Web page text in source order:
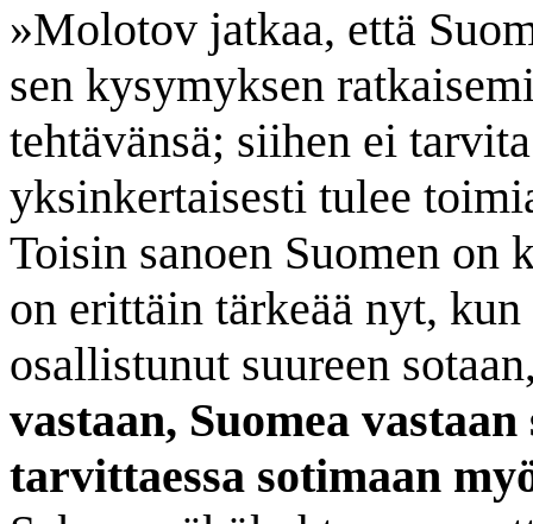
»Molotov jatkaa, että
sen kysymyksen
tehtävänsä; siihen ei
yksinkertaisesti tulee
Toisin sanoen Suomen on
on erittäin tärkeää nyt,
osallistunut suureen
vastaan, Suomea
tarvittaessa sotimaan